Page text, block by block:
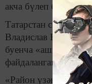
акча бүлеп биргән.
Татарстан
Владислав
буенча «ашыгыч
файдаланганнан соң
«Район үзәк